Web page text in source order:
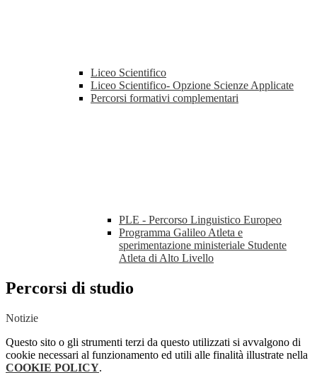
Liceo Scientifico
Liceo Scientifico- Opzione Scienze Applicate
Percorsi formativi complementari
PLE - Percorso Linguistico Europeo
Programma Galileo Atleta e
sperimentazione ministeriale Studente
Atleta di Alto Livello
Percorsi di studio
Notizie
Questo sito o gli strumenti terzi da questo utilizzati si avvalgono di
cookie necessari al funzionamento ed utili alle finalità illustrate nella
COOKIE POLICY.